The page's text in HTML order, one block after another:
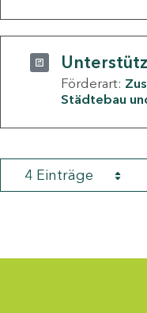
Förderart:
Städtebau
4 Einträge